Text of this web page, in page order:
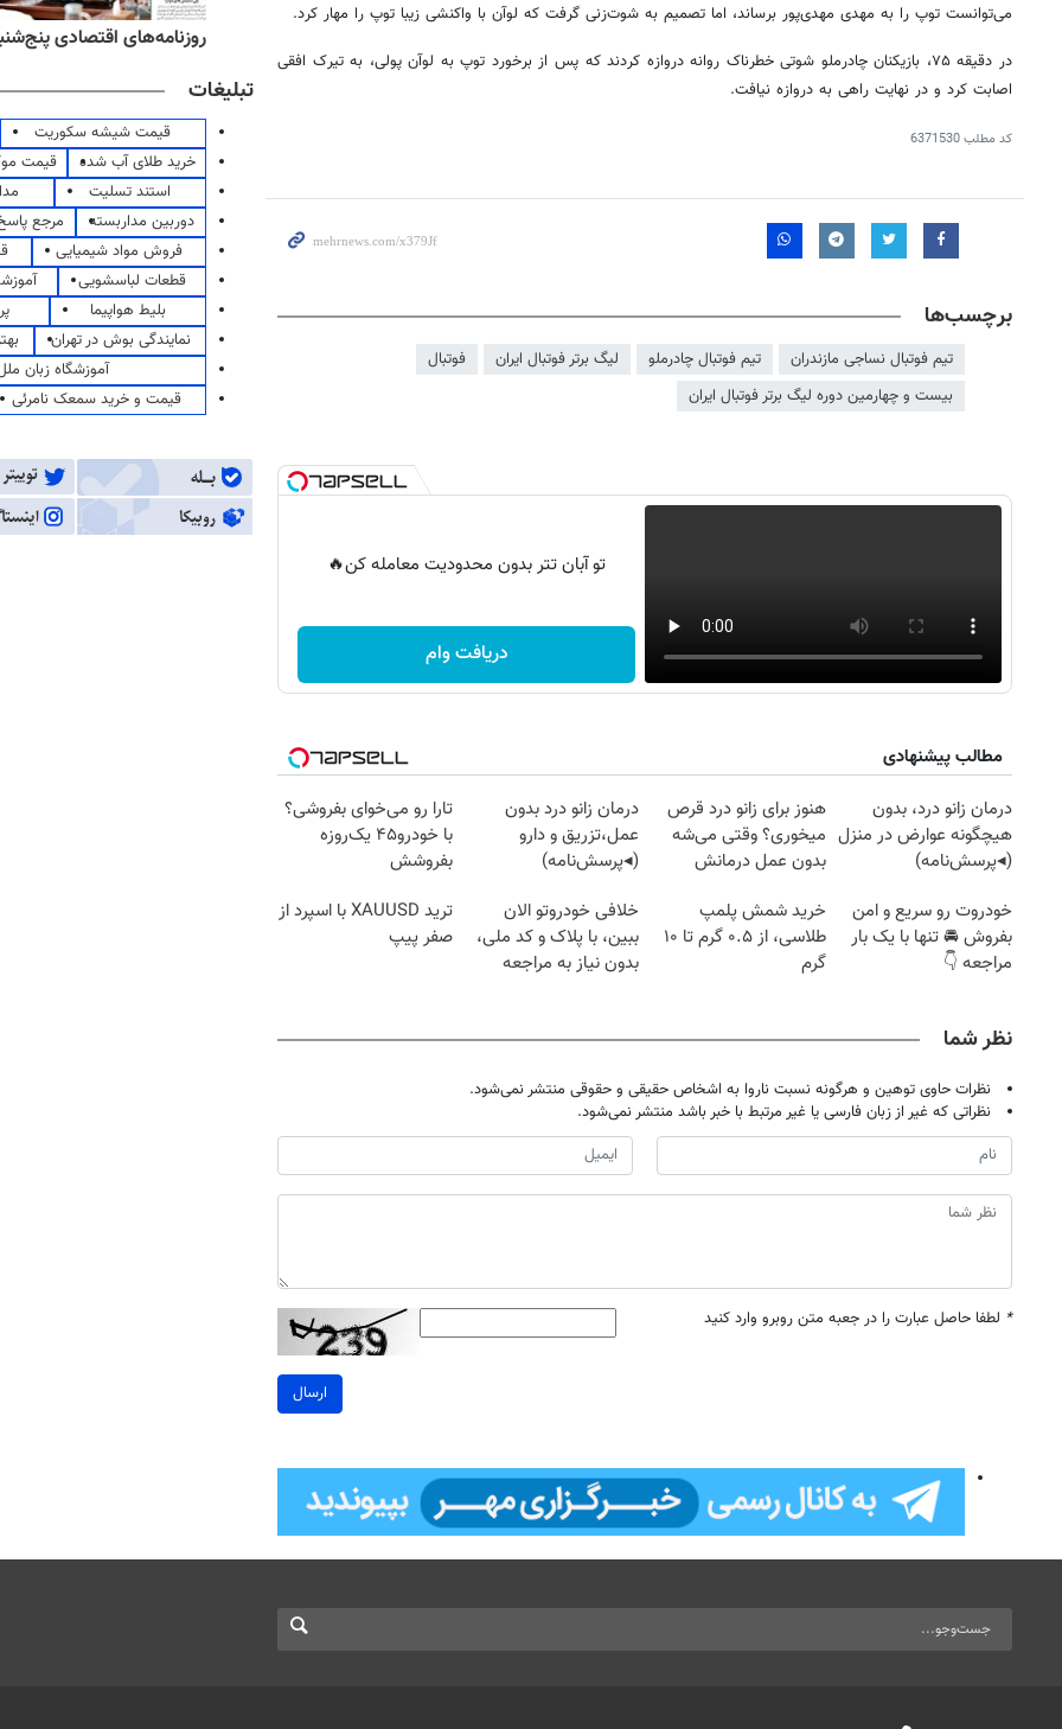
می‌توانست توپ را به مهدی مهدی‌پور برساند، اما تصمیم به شوت‌زنی گرفت که لوآن با واکنشی زیبا توپ را مهار کرد.
در دقیقه ۷۵، بازیکنان چادرملو شوتی خطرناک روانه دروازه کردند که پس از برخورد توپ به لوآن پولی، به تیرک افقی
اصابت کرد و در نهایت راهی به دروازه نیافت.
کد مطلب6371530
برچسب‌ها
تیم فوتبال نساجی مازندران تیم فوتبال چادرملو لیگ برتر فوتبال ایران
فوتبال
بیست و چهارمین دوره لیگ برتر فوتبال ایران
تو آبان تتر بدون محدودیت معامله کن🔥
دریافت وام
مطالب پیشنهادی
درمان زانو درد، بدون
هیچگونه عوارض در منزل
(◂پرسش‌نامه)
هنوز برای زانو درد قرص
میخوری؟ وقتی می‌شه
بدون عمل درمانش
درمان زانو درد بدون
عمل،تزریق و دارو
(◂پرسش‌نامه)
تارا رو می‌خوای بفروشی؟
با خودرو۴۵ یک‌روزه
بفروشش
خودروت رو سریع و امن
بفروش 🚘 تنها با یک بار
مراجعه 👇
خرید شمش پلمپ
طلاسی، از ۰.۵ گرم تا ۱۰
گرم
خلافی خودروتو الان
ببین، با پلاک و کد ملی،
بدون نیاز به مراجعه
ترید XAUUSD با اسپرد از
صفر پیپ
نظر شما
نظرات حاوی توهین و هرگونه نسبت ناروا به اشخاص حقیقی و حقوقی منتشر نمی‌شود.
نظراتی که غیر از زبان فارسی یا غیر مرتبط با خبر باشد منتشر نمی‌شود.
* لطفا حاصل عبارت را در جعبه متن روبرو وارد کنید
ارسال
روزنامه‌های اقتصادی پنج‌شنبه ۱۵ مرداد
تبلیغات
قیمت شیشه سکوریت
خرید طلای آب شده
قیمت
استند تسلیت
دوربین مداربسته
مرجع
فروش مواد شیمیایی
قطعات لباسشویی
بلیط هواپیما
نمایندگی بوش در تهران
آموزشگاه زبان
قیمت و خرید سمعک نامرئی